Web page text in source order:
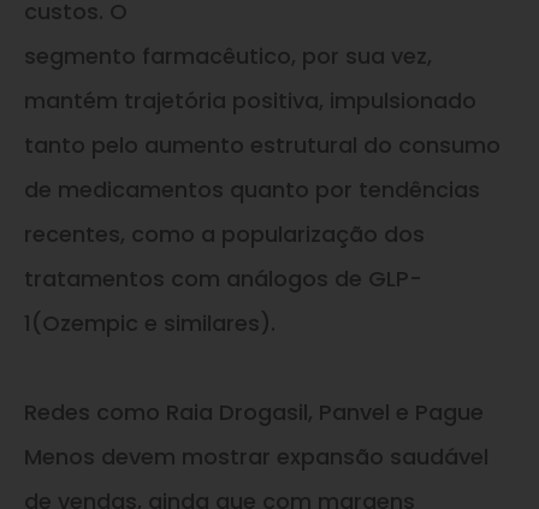
custos. O
segmento farmacêutico, por sua vez,
mantém trajetória positiva, impulsionado
tanto pelo aumento estrutural do consumo
de medicamentos quanto por tendências
recentes, como a popularização dos
tratamentos com análogos de GLP-
1(Ozempic e similares).
Redes como Raia Drogasil, Panvel e Pague
Menos devem mostrar expansão saudável
de vendas, ainda que com margens